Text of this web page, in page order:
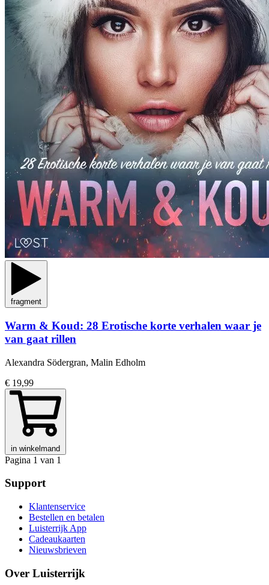
fragment
Warm & Koud: 28 Erotische korte verhalen waar je
van gaat rillen
Alexandra Södergran, Malin Edholm
€ 19,99
in winkelmand
Pagina 1 van 1
Support
Klantenservice
Bestellen en betalen
Luisterrijk App
Cadeaukaarten
Nieuwsbrieven
Over Luisterrijk